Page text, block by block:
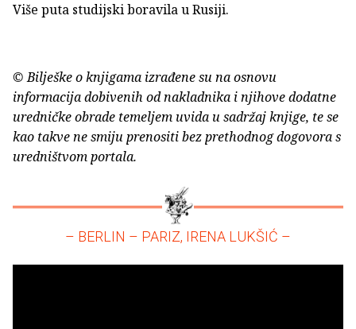
Više puta studijski boravila u Rusiji.
© Bilješke o knjigama izrađene su na osnovu
informacija dobivenih od nakladnika i njihove dodatne
uredničke obrade temeljem uvida u sadržaj knjige, te se
kao takve ne smiju prenositi bez prethodnog dogovora s
uredništvom portala.
– BERLIN – PARIZ, IRENA LUKŠIĆ –